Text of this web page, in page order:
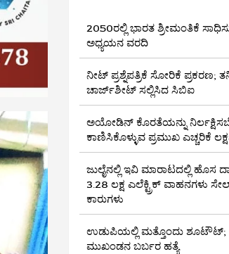
2050ರಲ್ಲಿ ಭಾರತ ಶ್ರೀಮಂತಿಕೆ
ಅಧ್ಯಯನ ವರದಿ
ನೀಟ್ ಪ್ರಶ್ನೆಪತ್ರಿಕೆ ಸೋರಿಕೆ ಪ್ರಕರಣ;
ಚಾರ್ಜ್‌ಶೀಟ್ ಸಲ್ಲಿಸಿದ ಸಿಬಿಐ
ಅಯೋಡಿನ್ ಕೊರತೆಯನ್ನು
ಕಾಣಿಸಿಕೊಳ್ಳುವ ಪ್ರಮುಖ ಎಚ್ಚರಿಕೆ
ಜುಲೈನಲ್ಲಿ ಇವಿ ಮಾರಾಟದಲ್ಲಿ ಹೊಸ
3.28 ಲಕ್ಷ ಎಲೆಕ್ಟ್ರಿಕ್ ವಾಹನಗಳು
ಕಾರುಗಳು
ಉಡುಪಿಯಲ್ಲಿ ಮತ್ತೊಂದು ಶೂಟೌಟ್‌;
ಮುಖಂಡನ ಬರ್ಬರ ಹತ್ಯೆ